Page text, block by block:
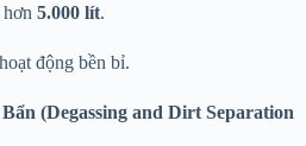
5.000 lít.
động bền bỉ.
(Degassing and Dirt Separation